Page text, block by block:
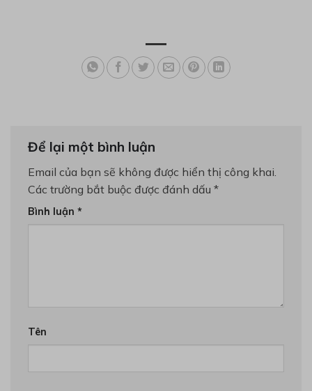
Để lại một bình luận
Email của bạn sẽ không được hiển thị công khai.
Các trường bắt buộc được đánh dấu *
Bình luận *
Tên